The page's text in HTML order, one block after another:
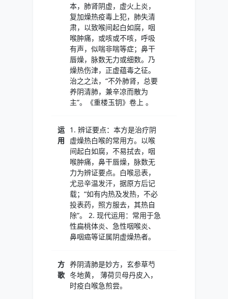
本，肺肾阴虚，虚火上炎，
复加燥热疫毒上犯，肺失清
肃，以致喉间起白如腐，咽
喉肿痛，或咳或不咳，呼吸
有声，似喘非喘等症；鼻干
唇燥，脉数无力或细数。乃
燥热伤津，正虚蕴毒之征。
治之之法，“不外肺肾，总要
养阴清肺，兼辛凉而散为
主”。《重楼玉钥》卷上 。
运
用
1. 辨证要点：本方是治疗阴
虚燥热白喉的常用方。以喉
间起白如腐，不易拭去，咽
喉肿痛，鼻干唇燥，脉数无
力为辨证要点。白喉忌表，
尤忌辛温发汗，据原方后记
载；“如有内热及发热，不必
投表药，照方服去，其热自
除”。 2. 现代运用：常用于急
性扁桃体炎、急性咽喉炎、
鼻咽癌等证属阴虚燥热者。
方
歌
养阴清肺是妙方，玄参草芍
冬地黄， 薄荷贝母丹皮入，
时疫白喉急煎尝。